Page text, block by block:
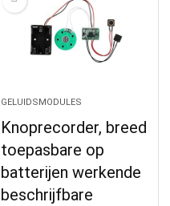
GELUIDSMODULES
Knoprecorder, breed
toepasbare op
batterijen werkende
beschrijfbare